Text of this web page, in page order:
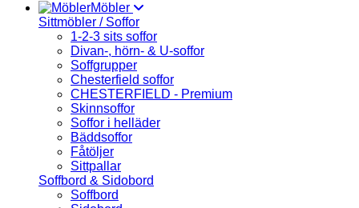
Möbler
Sittmöbler / Soffor
1-2-3 sits soffor
Divan-, hörn- & U-soffor
Soffgrupper
Chesterfield soffor
CHESTERFIELD - Premium
Skinnsoffor
Soffor i helläder
Bäddsoffor
Fåtöljer
Sittpallar
Soffbord & Sidobord
Soffbord